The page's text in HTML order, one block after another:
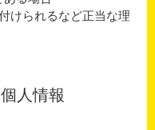
けられるなど正当な理
人情報